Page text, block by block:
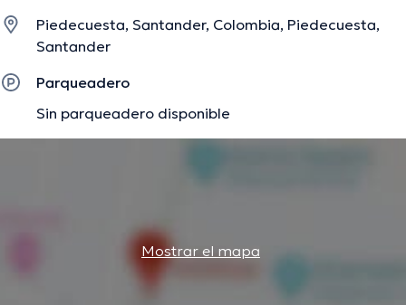
Piedecuesta, Santander, Colombia, Piedecuesta,
Santander
Parqueadero
Sin parqueadero disponible
Mostrar el mapa